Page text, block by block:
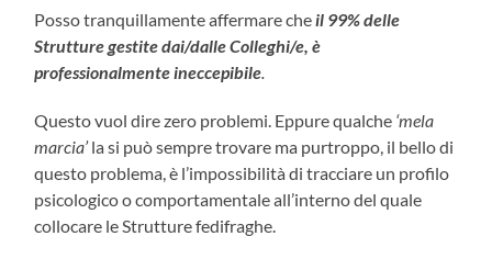
Posso tranquillamente affermare cheil 99% delle
Strutture gestite dai/dalle Colleghi/e, è
professionalmente ineccepibile.
Questo vuol dire zero problemi. Eppure qualche ‘mela
marcia’la si può sempre trovare ma purtroppo, il bello di
questo problema, è l’impossibilità di tracciare un profilo
psicologico o comportamentale all’interno del quale
collocare le Strutture fedifraghe.